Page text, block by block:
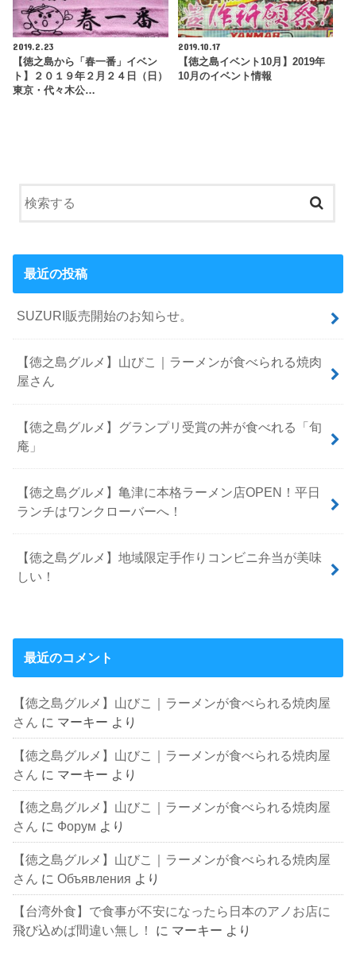
2019.2.23
【徳之島から「春一番」イベン
ト】２０１９年２月２４日（日）
東京・代々木公…
2019.10.17
【徳之島イベント10月】2019年
10月のイベント情報
最近の投稿
SUZURI販売開始のお知らせ。
【徳之島グルメ】山びこ｜ラーメンが食べられる焼肉
屋さん
【徳之島グルメ】グランプリ受賞の丼が食べれる「旬
庵」
【徳之島グルメ】亀津に本格ラーメン店OPEN！平日
ランチはワンクローバーへ！
【徳之島グルメ】地域限定手作りコンビニ弁当が美味
しい！
最近のコメント
【徳之島グルメ】山びこ｜ラーメンが食べられる焼肉屋
さん に マーキー より
【徳之島グルメ】山びこ｜ラーメンが食べられる焼肉屋
さん
に マーキー より
【徳之島グルメ】山びこ｜ラーメンが食べられる焼肉屋
さん に Форум より
【徳之島グルメ】山びこ｜ラーメンが食べられる焼肉屋
さん
にОбъявления より
【台湾外食】で食事が不安になったら日本のアノお店に
飛び込めば間違い無し！
に マーキー より